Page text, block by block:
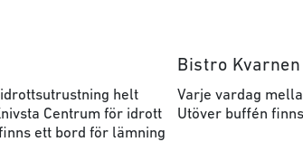
helt
Centrum för idrott
ett bord för lämning
Bistro Kvarnen
Varje vardag
Utöver buffén